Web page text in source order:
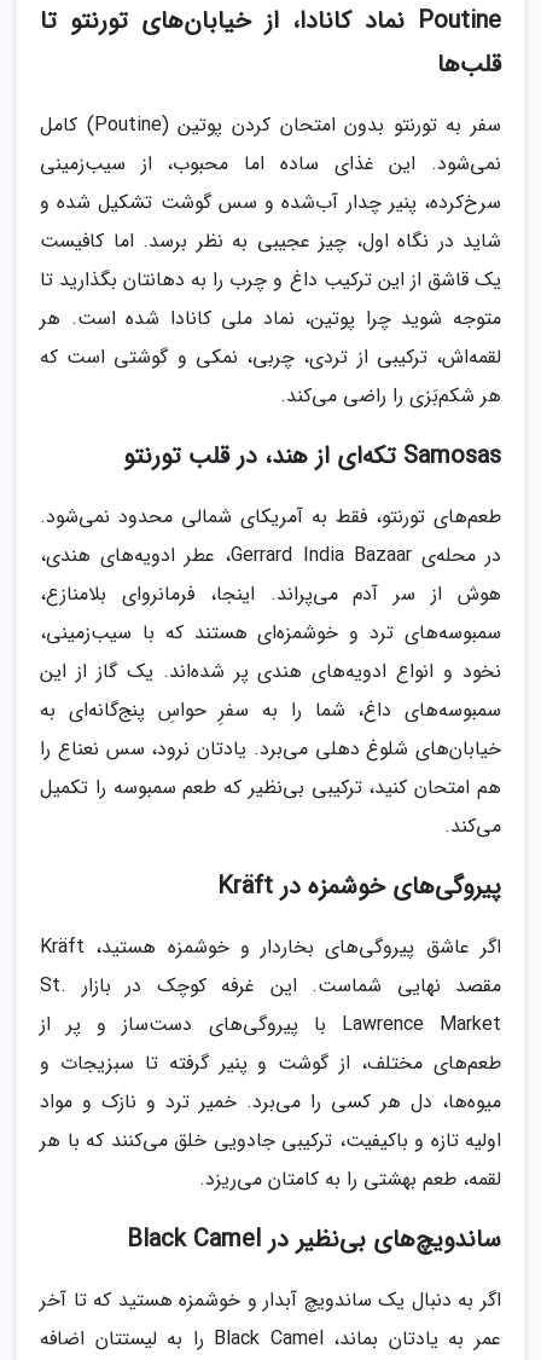
Poutine نماد کانادا، از خیابان‌های تورنتو تا
قلب‌ها
سفر به تورنتو بدون امتحان کردن پوتین (Poutine) کامل
نمی‌شود. این غذای ساده اما محبوب، از سیب‌زمینی
سرخ‌کرده، پنیر چدار آب‌شده و سس گوشت تشکیل شده و
شاید در نگاه اول، چیز عجیبی به نظر برسد. اما کافیست
یک قاشق از این ترکیب داغ و چرب را به دهانتان بگذارید تا
متوجه شوید چرا پوتین، نماد ملی کانادا شده است. هر
لقمه‌اش، ترکیبی از تردی، چربی، نمکی و گوشتی است که
هر شکم‌بَزی را راضی می‌کند.
Samosas تکه‌ای از هند، در قلب تورنتو
طعم‌های تورنتو، فقط به آمریکای شمالی محدود نمی‌شود.
در محله‌ی Gerrard India Bazaar، عطر ادویه‌های هندی،
هوش از سر آدم می‌پراند. اینجا، فرمانروای بلامنازع،
سمبوسه‌های ترد و خوشمزه‌ای هستند که با سیب‌زمینی،
نخود و انواع ادویه‌های هندی پر شده‌اند. یک گاز از این
سمبوسه‌های داغ، شما را به سفرِ حواسِ پنج‌گانه‌ای به
خیابان‌های شلوغ دهلی می‌برد. یادتان نرود، سس نعناع را
هم امتحان کنید، ترکیبی بی‌نظیر که طعم سمبوسه را تکمیل
می‌کند.
پیروگی‌های خوشمزه در Kräft
اگر عاشق پیروگی‌های بخاردار و خوشمزه هستید، Kräft
مقصد نهایی شماست. این غرفه کوچک در بازار St.
Lawrence Market با پیروگی‌های دست‌ساز و پر از
طعم‌های مختلف، از گوشت و پنیر گرفته تا سبزیجات و
میوه‌ها، دل هر کسی را می‌برد. خمیر ترد و نازک و مواد
اولیه تازه و باکیفیت، ترکیبی جادویی خلق می‌کنند که با هر
لقمه، طعم بهشتی را به کامتان می‌ریزد.
ساندویچ‌های بی‌نظیر در Black Camel
اگر به دنبال یک ساندویچ آبدار و خوشمزه هستید که تا آخر
عمر به یادتان بماند، Black Camel را به لیستتان اضافه